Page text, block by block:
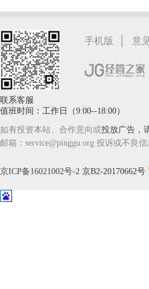
手机版 | 意
联系客服
值班时间：工作日（9:00--18:00）
如有投资本站、合作意向或投放广告，
邮箱：service@pinggu.org 投诉或不良信
京ICP备16021002号-2 京B2-20170662号